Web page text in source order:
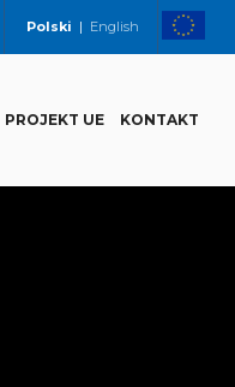
Polski | English
PROJEKT UE KONTAKT